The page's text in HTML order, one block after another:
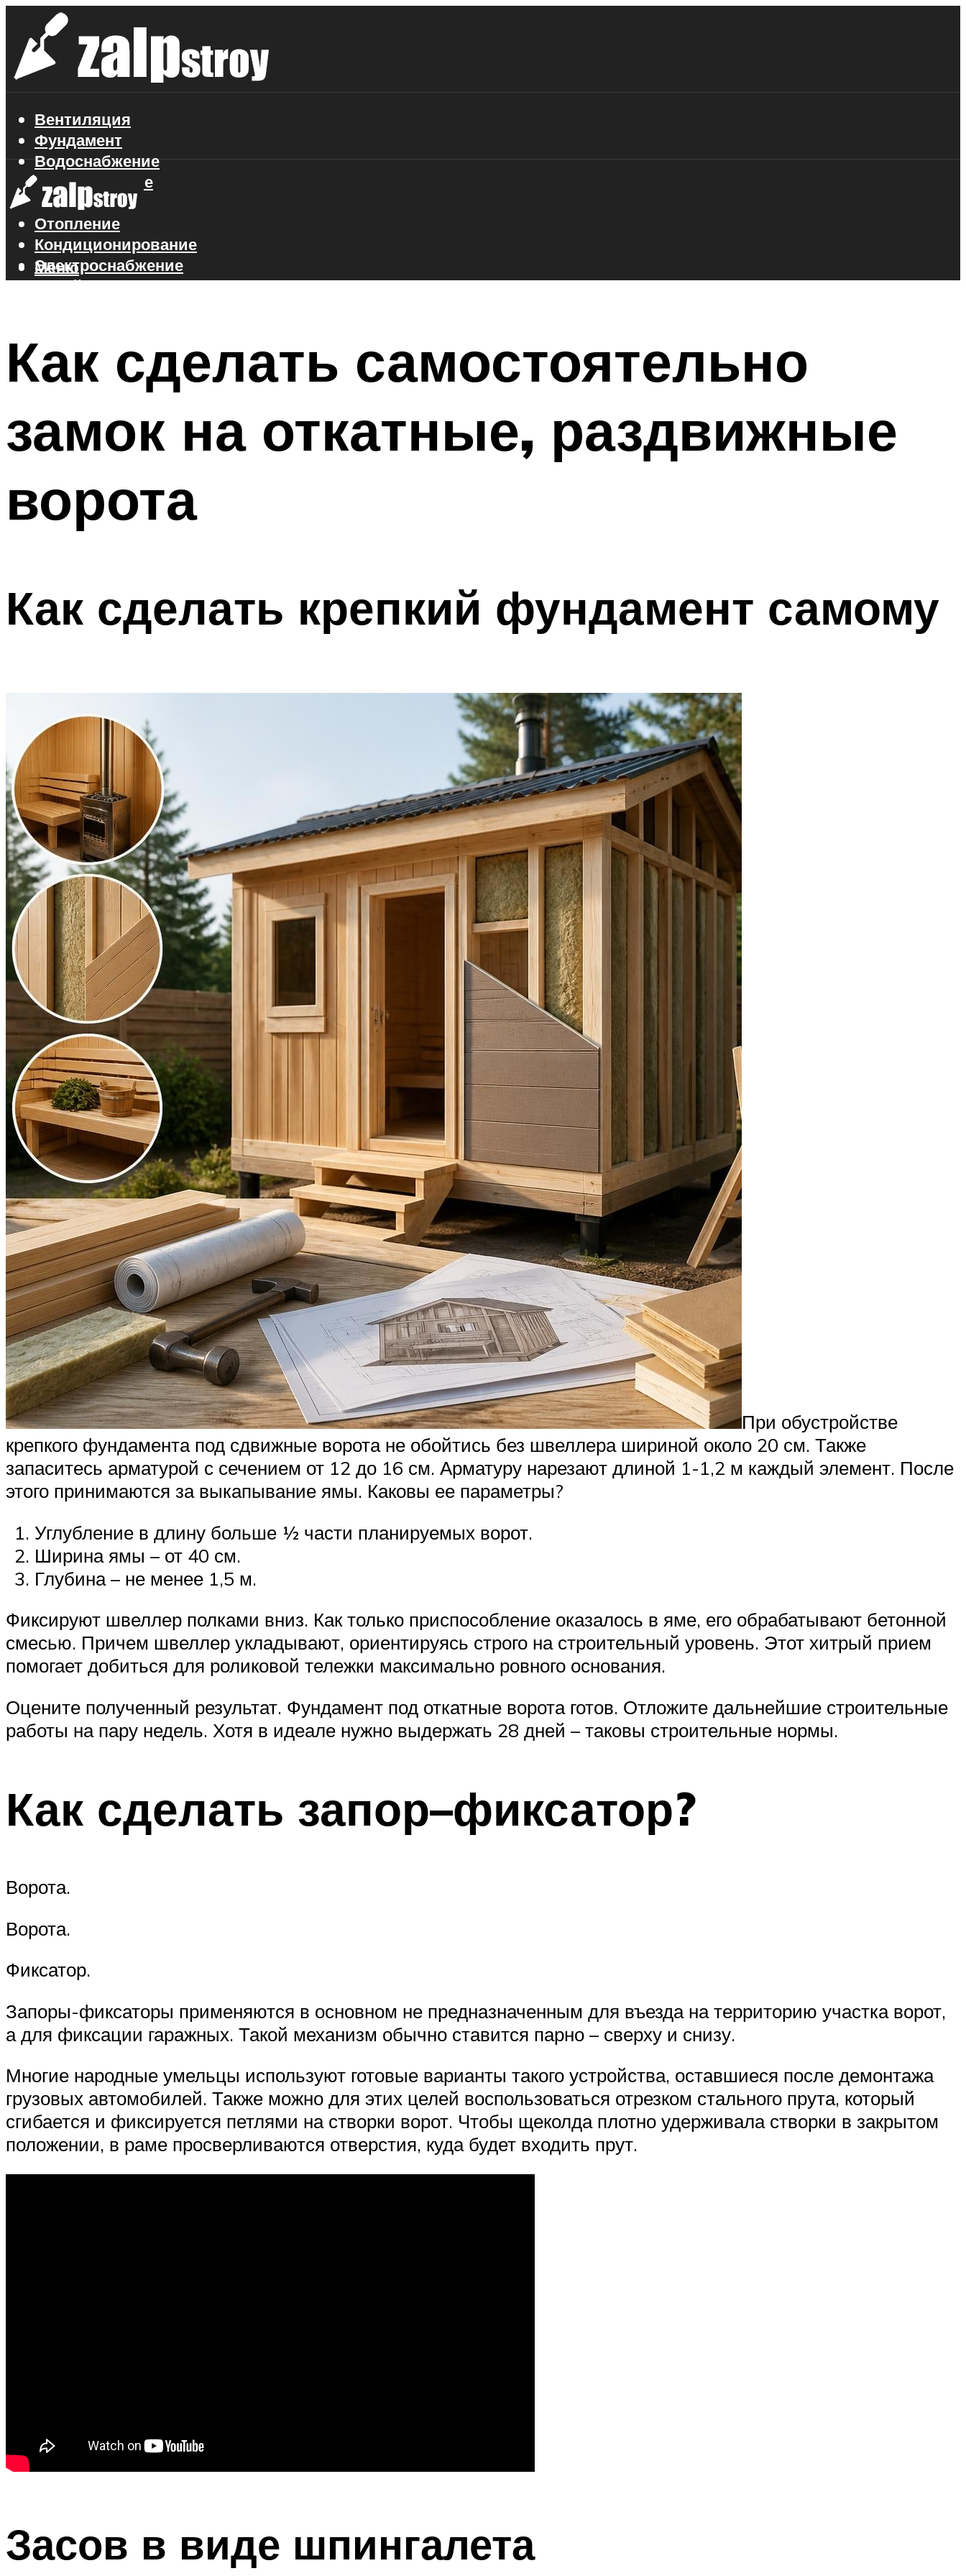
Вентиляция
Фундамент
Водоснабжение
Газоснабжение
Канализация
Отопление
Кондиционирование
Электроснабжение
Стройматериалы
Меню
Как сделать самостоятельно
замок на откатные, раздвижные
ворота
Как сделать крепкий фундамент самому
При обустройстве
крепкого фундамента под сдвижные ворота не обойтись без швеллера шириной около 20 см. Также
запаситесь арматурой с сечением от 12 до 16 см. Арматуру нарезают длиной 1-1,2 м каждый элемент. После
этого принимаются за выкапывание ямы. Каковы ее параметры?
Углубление в длину больше ½ части планируемых ворот.
Ширина ямы – от 40 см.
Глубина – не менее 1,5 м.
Фиксируют швеллер полками вниз. Как только приспособление оказалось в яме, его обрабатывают бетонной
смесью. Причем швеллер укладывают, ориентируясь строго на строительный уровень. Этот хитрый прием
помогает добиться для роликовой тележки максимально ровного основания.
Оцените полученный результат. Фундамент под откатные ворота готов. Отложите дальнейшие строительные
работы на пару недель. Хотя в идеале нужно выдержать 28 дней – таковы строительные нормы.
Как сделать запор–фиксатор?
Ворота.
Ворота.
Фиксатор.
Запоры-фиксаторы применяются в основном не предназначенным для въезда на территорию участка ворот,
а для фиксации гаражных. Такой механизм обычно ставится парно – сверху и снизу.
Многие народные умельцы используют готовые варианты такого устройства, оставшиеся после демонтажа
грузовых автомобилей. Также можно для этих целей воспользоваться отрезком стального прута, который
сгибается и фиксируется петлями на створки ворот. Чтобы щеколда плотно удерживала створки в закрытом
положении, в раме просверливаются отверстия, куда будет входить прут.
Засов в виде шпингалета